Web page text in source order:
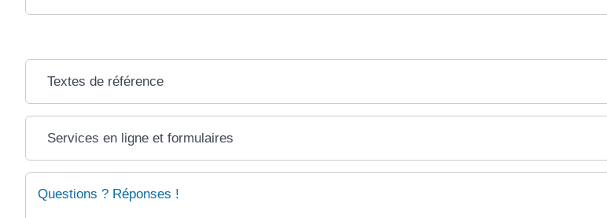
Textes de référence
Services en ligne et formulaires
Questions ? Réponses !